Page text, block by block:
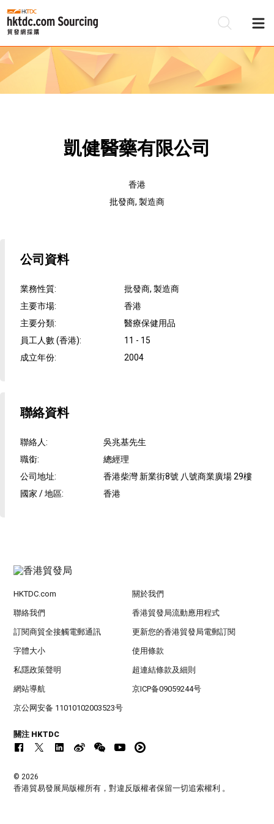
凱健醫藥有限公司
香港
批發商, 製造商
公司資料
業務性質:
批發商, 製造商
主要市場:
香港
主要分類:
醫療保健用品
員工人數 (香港):
11 - 15
成立年份: 2004
聯絡資料
聯絡人:
吳兆基先生
職銜:
總經理
公司地址:
香港柴灣 新業街8號 八號商業廣場 29樓
國家 / 地區: 香港
HKTDC.com 關於我們
聯絡我們 香港貿發局流動應用程式
訂閱商貿全接觸電郵通訊 更新您的香港貿發局電郵訂閱
字體大小 使用條款
私隱政策聲明 超連結條款及細則
網站導航 京ICP备09059244号
京公网安备 11010102003523号
關注 HKTDC
© 2026
香港貿易發展局版權所有，對違反版權者保留一切追索權利 。